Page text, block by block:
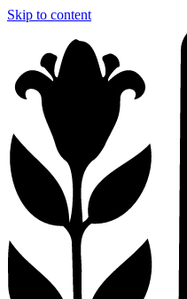
Skip to content